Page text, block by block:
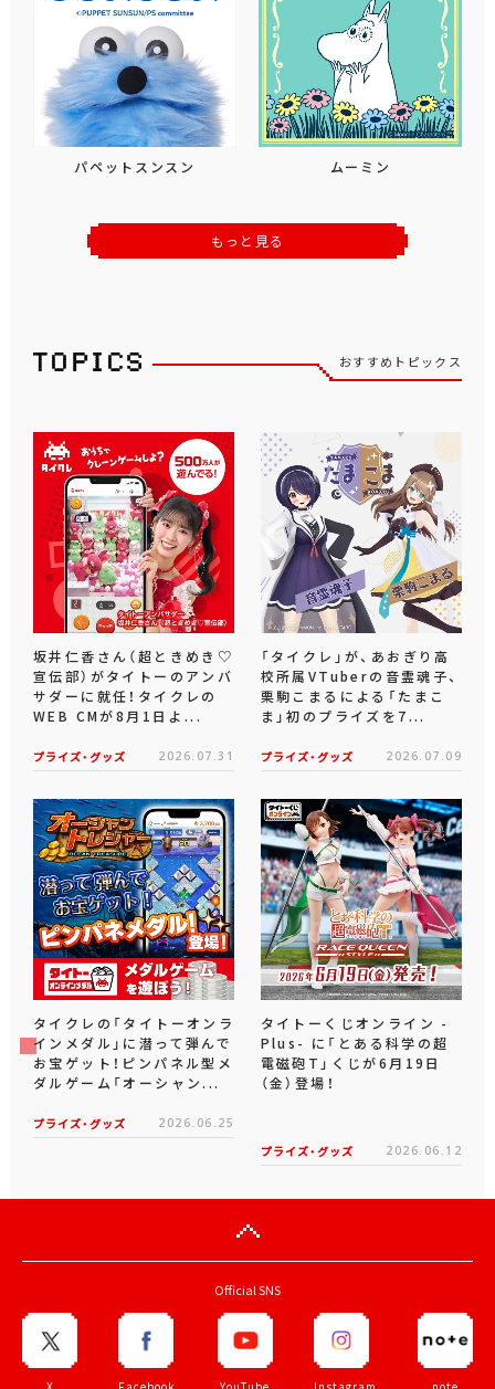
パペットスンスン ムーミン
もっと見る
おすすめトピックス
坂井仁香さん（超ときめき♡
宣伝部）がタイトーのアンバ
サダーに就任！タイクレの
WEB CMが8月1日よ...
プライズ・グッズ 2026.07.31
「タイクレ」が、あおぎり高
校所属VTuberの音霊魂子、
栗駒こまるによる「たまこ
ま」初のプライズを7...
プライズ・グッズ 2026.07.09
タイクレの「タイトーオンラ
インメダル」に潜って弾んで
お宝ゲット！ピンパネル型メ
ダルゲーム「オーシャン...
プライズ・グッズ 2026.06.25
タイトーくじオンライン -
Plus- に「とある科学の超
電磁砲T」くじが6月19日
（金）登場！
プライズ・グッズ 2026.06.12
Official SNS